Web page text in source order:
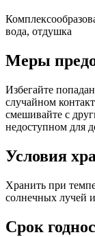
вода, отдушка
Меры
Избегайте
случайном
смешивайте с
недоступном для
Условия
Хранить при
солнечных лучей
Срок